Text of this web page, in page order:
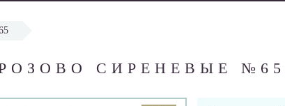
СИРЕНЕВЫЕ №65